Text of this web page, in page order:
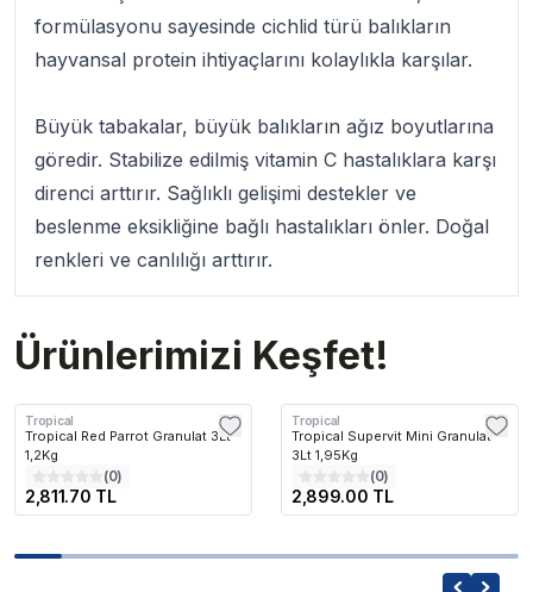
formülasyonu sayesinde cichlid türü balıkların
hayvansal protein ihtiyaçlarını kolaylıkla karşılar.
Büyük tabakalar, büyük balıkların ağız boyutlarına
göredir. Stabilize edilmiş vitamin C hastalıklara karşı
direnci arttırır. Sağlıklı gelişimi destekler ve
beslenme eksikliğine bağlı hastalıkları önler. Doğal
renkleri ve canlılığı arttırır.
Ürünlerimizi Keşfet!
Tropical
Tropical Red Parrot Granulat 3Lt
1,2Kg
(0)
2,811.70 TL
Tropical
Tropical Supervit Mini Granulat
3Lt 1,95Kg
(0)
2,899.00 TL